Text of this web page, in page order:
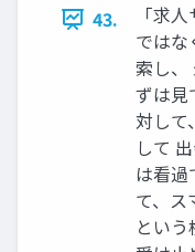
43.
「求
ではな
索し、
ずは⾒
対して
して
は看過
て、ス
とい